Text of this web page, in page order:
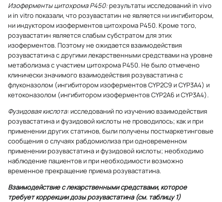
Изоферменты цитохрома Р450: результаты исследований in vivo
и in vitro показали, что розувастатин не является ни ингибитором,
ни индуктором изоферментов цитохрома Р450. Кроме того,
розувастатин является слабым субстратом для этих
изоферментов. Поэтому не ожидается взаимодействия
розувастатина с другими лекарственными средствами на уровне
метаболизма с участием цитохрома Р450. Не было отмечено
клинически значимого взаимодействия розувастатина с
флуконазолом (ингибитором изоферментов CYP2C9 и CYP3A4) и
кетоконазолом (ингибитором изоферментов CYP2A6 и CYP3A4).
Фузидовая кислота: исследований по изучению взаимодействия
розувастатина и фузидовой кислоты не проводилось; как и при
применении других статинов, были получены постмаркетинговые
сообщения о случаях рабдомиолиза при одновременном
применении розувастатина и фузидовой кислоты; необходимо
наблюдение пациентов и при необходимости возможно
временное прекращение приема розувастатина.
Взаимодействие с лекарственными средствами, которое
требует коррекции дозы розувастатина (см. таблицу 1)